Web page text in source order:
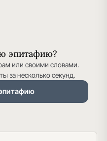
эпитафию?
или своими словами.
за несколько секунд.